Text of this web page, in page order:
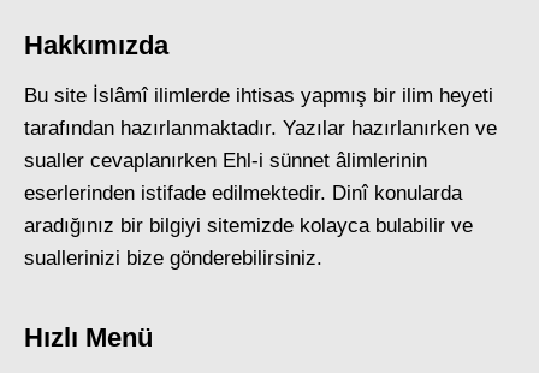
Hakkımızda
Bu site İslâmî ilimlerde ihtisas yapmış bir ilim heyeti
tarafından hazırlanmaktadır. Yazılar hazırlanırken ve
sualler cevaplanırken Ehl-i sünnet âlimlerinin
eserlerinden istifade edilmektedir. Dinî konularda
aradığınız bir bilgiyi sitemizde kolayca bulabilir ve
suallerinizi bize gönderebilirsiniz.
Hızlı Menü